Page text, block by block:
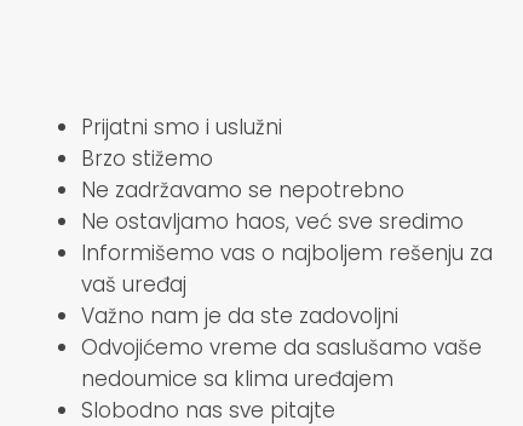
Prijatni smo i uslužni
Brzo stižemo
Ne zadržavamo se nepotrebno
Ne ostavljamo haos, već sve sredimo
Informišemo vas o najboljem rešenju za
vaš uređaj
Važno nam je da ste zadovoljni
Odvojićemo vreme da saslušamo vaše
nedoumice sa klima uređajem
Slobodno nas sve pitajte